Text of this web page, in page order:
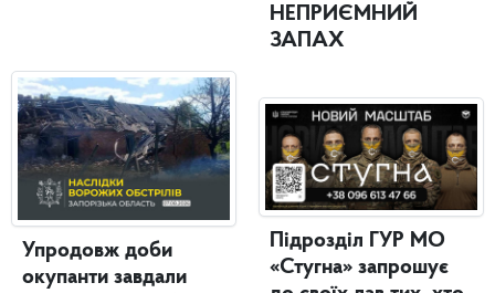
Упродовж доби
окупанти завдали
НЕПРИЄМНИЙ
ЗАПАХ
Підрозділ ГУР МО
«Стугна» запрошує